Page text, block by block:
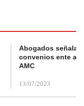
Abogados
convenios ente
AMC
13/07/2023